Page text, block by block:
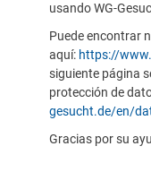
usando WG-
Puede encontrar
aquí: https://
siguiente página
protección de
gesucht.de/en/
Gracias por su